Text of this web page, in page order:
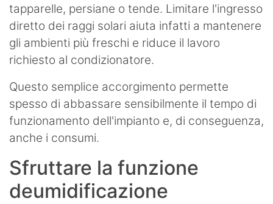
tapparelle, persiane o tende. Limitare l'ingresso
diretto dei raggi solari aiuta infatti a mantenere
gli ambienti più freschi e riduce il lavoro
richiesto al condizionatore.
Questo semplice accorgimento permette
spesso di abbassare sensibilmente il tempo di
funzionamento dell'impianto e, di conseguenza,
anche i consumi.
Sfruttare la funzione
deumidificazione